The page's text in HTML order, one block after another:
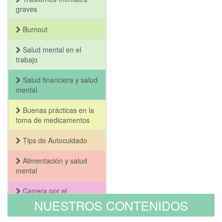
graves
Burnout
Salud mental en el
trabajo
Salud financiera y salud
mental
Buenas prácticas en la
toma de medicamentos
Tips de Autocuidado
Alimentación y salud
mental
Carrera por el
Bienestar y la Salud
MentalNUESTROS CONTENIDOS